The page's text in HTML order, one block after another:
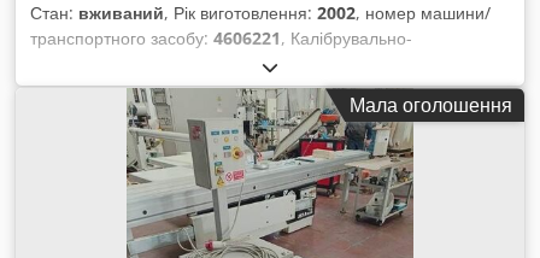
Стан: вживаний, Рік виготовлення: 2002, номер машини/
транспортного засобу: 4606221, Калібрувально-
шліфувальний верстат VIET CHALLENGE MOD. 211/B RR -
відповідає стандартам CE - був у використанні - Робоча
ширина: 1100 мм - Перший гумовий вал: діаметр 180 мм -
Другий гумовий вал: діаметр 250 мм - Вакуумний депресор
- Розмір стрічки: 2620 x 1130 мм - Потужність двигуна: 18
кВт Cedpfx Aswrn N Docaeha - Серійний номер: 4606221 -
Рік випуску: 2002
Мала оголошення